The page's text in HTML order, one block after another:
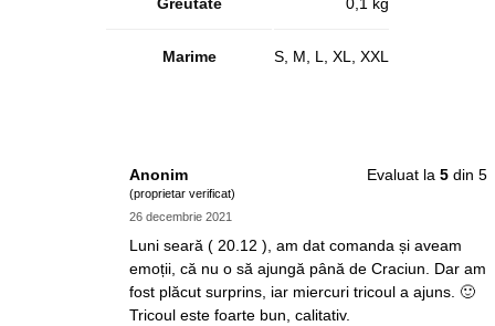
Greutate 0,1 kg
Marime S, M, L, XL, XXL
Evaluat la 5 din 5
Anonim
(proprietar verificat)
26 decembrie 2021
Luni seară ( 20.12 ), am dat comanda și aveam
emoții, că nu o să ajungă până de Craciun. Dar am
fost plăcut surprins, iar miercuri tricoul a ajuns. 🙂
Tricoul este foarte bun, calitativ.